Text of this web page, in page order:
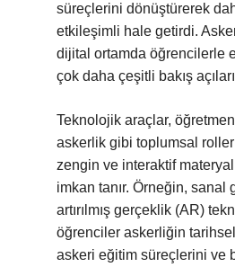
süreçlerini dönüştürerek
etkileşimli hale getirdi.
dijital ortamda öğrencilerle
çok daha çeşitli bakış
Teknolojik araçlar,
askerlik gibi toplumsal roller
zengin ve interaktif
imkan tanır. Örneğin, sanal
artırılmış gerçeklik (AR)
öğrenciler askerliğin
askeri eğitim süreçlerini ve